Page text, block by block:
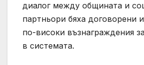
диалог между общината и
партньори бяха договорени
по-високи възнаграждения
в системата.